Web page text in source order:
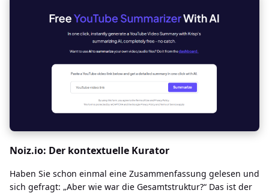
Noiz.io: Der kontextuelle Kurator
Haben Sie schon einmal eine Zusammenfassung gelesen und
sich gefragt: „Aber wie war die Gesamtstruktur?“ Das ist der